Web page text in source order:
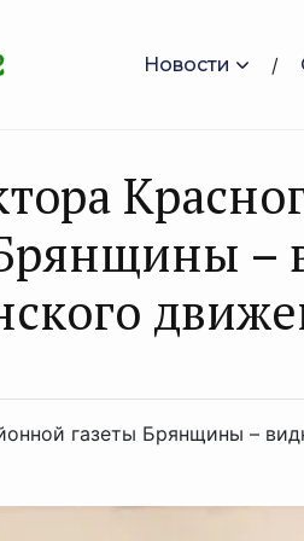
Новости
–
газеты Брянщины –